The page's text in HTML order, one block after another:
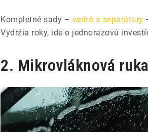
Kompletné sady – vedrá a separátory
Vydržia roky, ide o jednorazovú
2. Mikrovláknová